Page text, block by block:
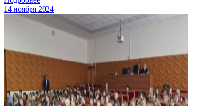
14 ноября 2024